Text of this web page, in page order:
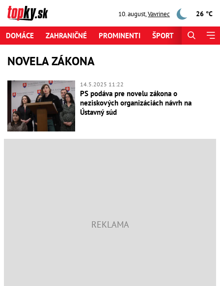
10. august,Vavrinec 26 °C
DOMÁCE ZAHRANIČNÉ PROMINENTI ŠPORT
NOVELA ZÁKONA
14.5.2025 11:22
PS podáva pre novelu zákona o
neziskových organizáciách návrh na
Ústavný súd